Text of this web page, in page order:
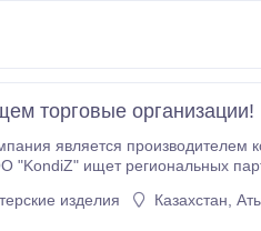
торговые организации!
производителем
изделия Казахстан,